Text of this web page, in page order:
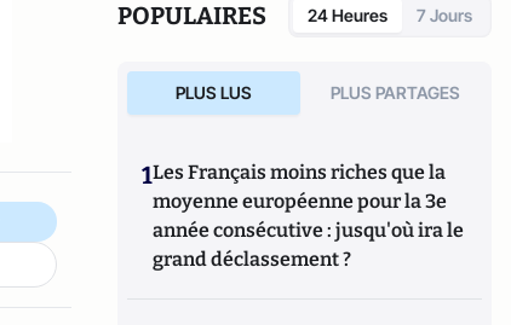
POPULAIRES 24 Heures 7 Jours
PLUS LUS PLUS PARTAGES
1Les Français moins riches que la
moyenne européenne pour la 3e
année consécutive : jusqu'où ira le
grand déclassement ?